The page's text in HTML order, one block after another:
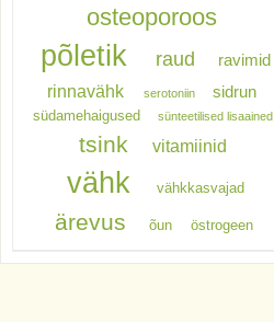
osteoporoos
põletik raud ravimid
rinnavähk serotoniin sidrun
südamehaigused sünteetilised lisaained
tsink vitamiinid
vähk vähkkasvajad
ärevus õun östrogeen